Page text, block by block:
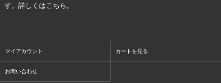
す。詳しくはこちら 。
マイアカウント カートを見る
お問い合わせ